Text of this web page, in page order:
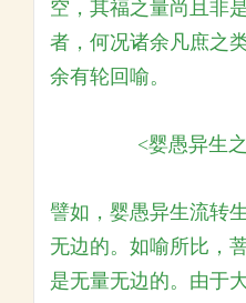
空，其福之量尚且非
者，何况诸余凡庶之
余有轮回喻。
<婴愚异生
譬如，婴愚异生流转
无边的。如喻所比，
是无量无边的。由于